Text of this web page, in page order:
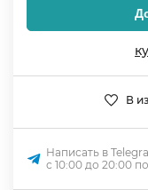
В
Написать в
с 10:00 до 20:00